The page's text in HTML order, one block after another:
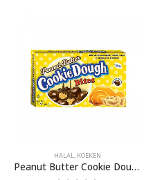
HALAL, KOEKEN
Peanut Butter Cookie Dough Bites